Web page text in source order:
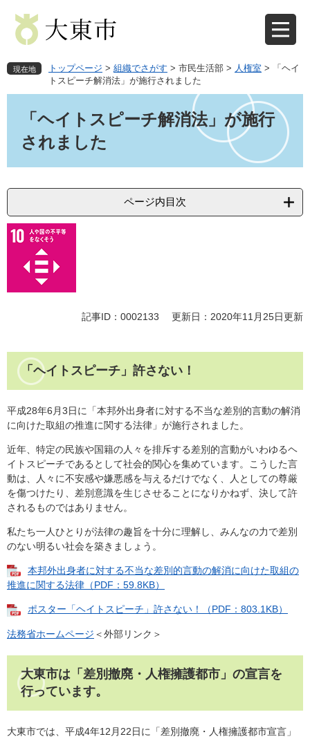
先
で
を
ば
へ
現在地 トップページ > 組織でさがす > 市民生活部 > 人権室 >
「ヘイ
トスピーチ解消法」が施行されました
「ヘイトスピーチ解消法」が施行
されました
ページ内目次
記事ID：0002133 更新日：2020年11月25日更新
「ヘイトスピーチ」許さない！
平成28年6月3日に「本邦外出身者に対する不当な差別的言動の解消
に向けた取組の推進に関する法律」が施行されました。
近年、特定の民族や国籍の人々を排斥する差別的言動がいわゆるヘ
イトスピーチであるとして社会的関心を集めています。こうした言
動は、人々に不安感や嫌悪感を与えるだけでなく、人としての尊厳
を傷つけたり、差別意識を生じさせることになりかねず、決して許
されるものではありません。
私たち一人ひとりが法律の趣旨を十分に理解し、みんなの力で差別
のない明るい社会を築きましょう。
本邦外出身者に対する不当な差別的言動の解消に向けた取組の
推進に関する法律（PDF：59.8KB）
ポスター「ヘイトスピーチ」許さない！（PDF：803.1KB）
法務省ホームページ ＜外部リンク＞
大東市は「差別撤廃・人権擁護都市」の宣言を
行っています。
大東市では、平成4年12月22日に「差別撤廃・人権擁護都市宣言」